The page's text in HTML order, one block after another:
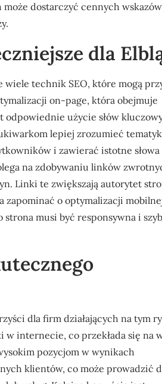
dostarczyć cennych
dla
technik SEO, które mogą
on-page, która obejmuje
odpowiednie użycie słów
lepiej zrozumieć
i zawierać istotne słowa
na zdobywaniu linków
Linki te zwiększają autorytet
zapominać o optymalizacji
musi być responsywna i
dla firm działających na tym
internecie, co przekłada się na
pozycjom w wynikach
klientów, co może prowadzić